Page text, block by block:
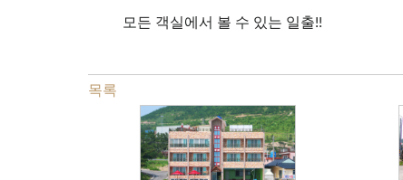
모든 객실에서 볼 수 있는 일출!!
목록